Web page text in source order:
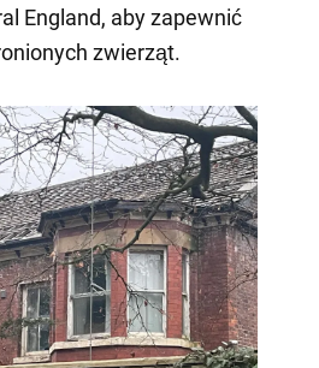
England, aby zapewnić
zwierząt.